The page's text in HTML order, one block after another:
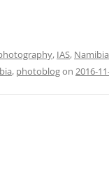
, IAS, Namibia
, photoblogon 2016-